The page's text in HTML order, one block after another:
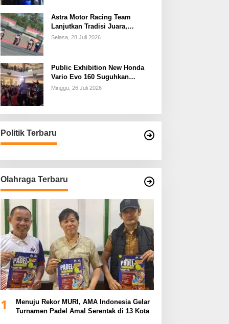
Astra Motor Racing Team
Lanjutkan Tradisi Juara,
Kumpulkan 7 Podium di
Selasa, 28 Juli 2026
Public Exhibition New Honda
Vario Evo 160 Suguhkan
Beragam Hiburan dan Inspirasi
Minggu, 26 Juli 2026
Politik Terbaru
Olahraga Terbaru
1
Menuju Rekor MURI, AMA Indonesia Gelar
Turnamen Padel Amal Serentak di 13 Kota